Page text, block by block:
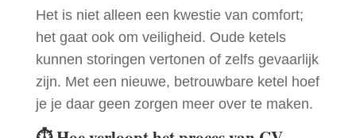
Het is niet alleen een kwestie van comfort;
het gaat ook om veiligheid. Oude ketels
kunnen storingen vertonen of zelfs gevaarlijk
zijn. Met een nieuwe, betrouwbare ketel hoef
je je daar geen zorgen meer over te maken.